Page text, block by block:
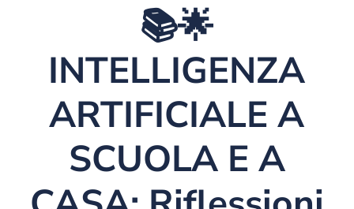
📚🌟
INTELLIGENZA
ARTIFICIALE A
SCUOLA E A